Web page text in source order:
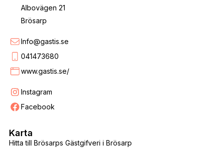
Albovägen 21
Brösarp
Info@gastis.se
041473680
www.gastis.se/
Instagram
Facebook
Hitta till Brösarps Gästgifveri i Brösarp
Karta